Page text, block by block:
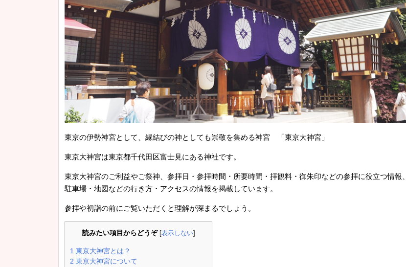
東京の伊勢神宮として、縁結びの神としても崇敬を集める神宮 「東京大神宮」
東京大神宮は東京都千代田区富士見にある神社です。
東京大神宮のご利益やご祭神、参拝日・参拝時間・所要時間・拝観料・御朱印などの参拝に役立つ情報、
駐車場・地図などの行き方・アクセスの情報を掲載しています。
参拝や初詣の前にご覧いただくと理解が深まるでしょう。
読みたい項目からどうぞ [表示しない]
1 東京大神宮とは？
2 東京大神宮について